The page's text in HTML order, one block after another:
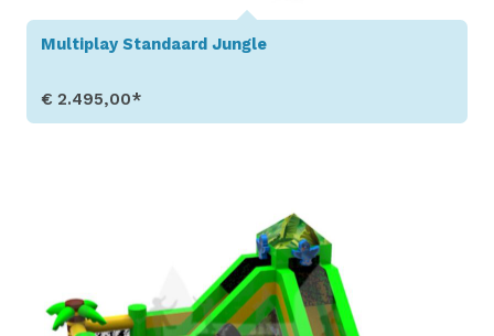
Multiplay Standaard Jungle
€ 2.495,00*